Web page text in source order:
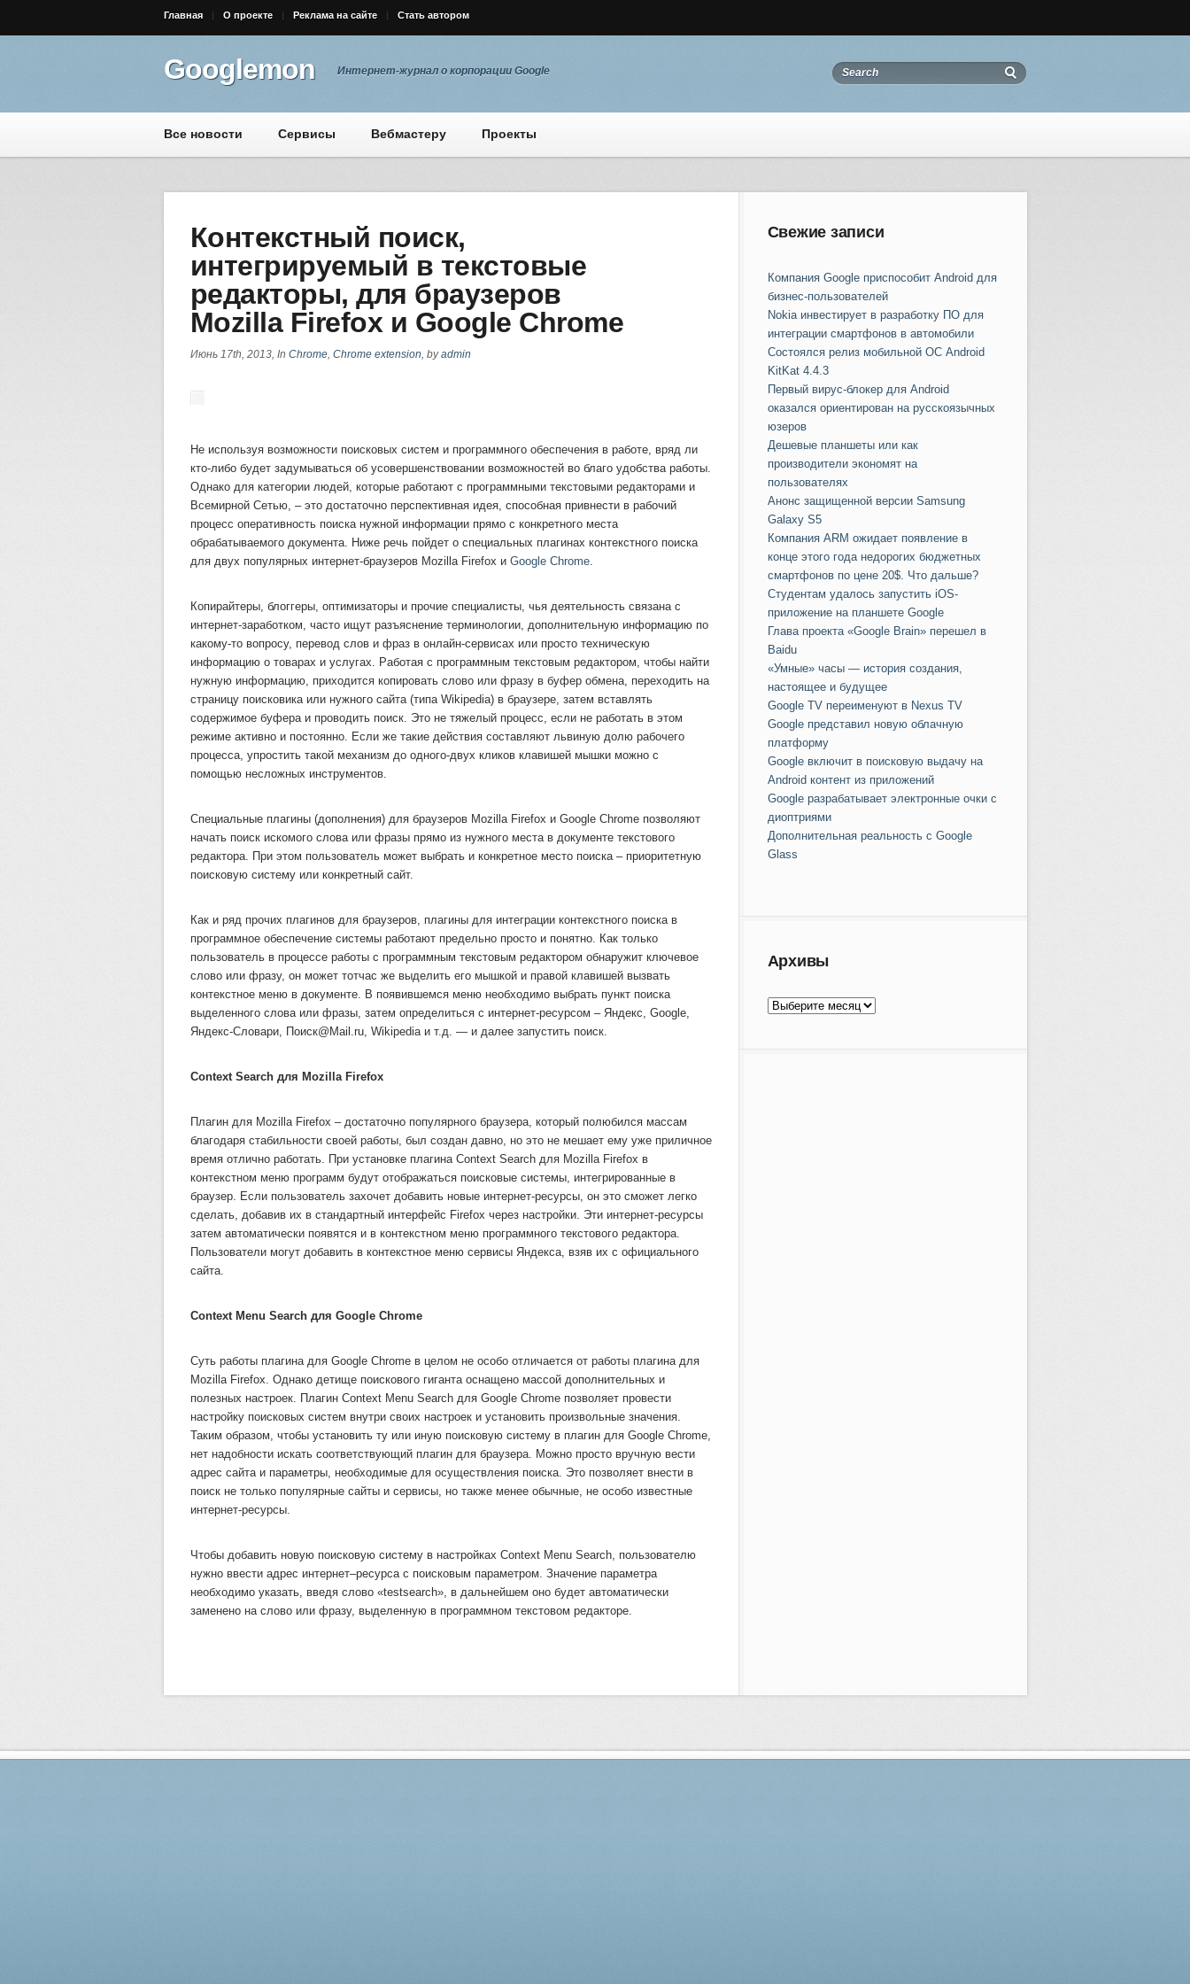
Главная О проекте Реклама на сайте Стать автором
Googlemon Интернет-журнал о корпорации Google
Все новости Сервисы Вебмастеру Проекты
Контекстный поиск,
интегрируемый в текстовые
редакторы, для браузеров
Mozilla Firefox и Google Chrome
Июнь 17th, 2013, In Chrome, Chrome extension, byadmin
Не используя возможности поисковых систем и программного обеспечения в работе, вряд ли
кто-либо будет задумываться об усовершенствовании возможностей во благо удобства работы.
Однако для категории людей, которые работают с программными текстовыми редакторами и
Всемирной Сетью, – это достаточно перспективная идея, способная привнести в рабочий
процесс оперативность поиска нужной информации прямо с конкретного места
обрабатываемого документа. Ниже речь пойдет о специальных плагинах контекстного поиска
для двух популярных интернет-браузеров Mozilla Firefox и Google Chrome.
Копирайтеры, блоггеры, оптимизаторы и прочие специалисты, чья деятельность связана с
интернет-заработком, часто ищут разъяснение терминологии, дополнительную информацию по
какому-то вопросу, перевод слов и фраз в онлайн-сервисах или просто техническую
информацию о товарах и услугах. Работая с программным текстовым редактором, чтобы найти
нужную информацию, приходится копировать слово или фразу в буфер обмена, переходить на
страницу поисковика или нужного сайта (типа Wikipedia) в браузере, затем вставлять
содержимое буфера и проводить поиск. Это не тяжелый процесс, если не работать в этом
режиме активно и постоянно. Если же такие действия составляют львиную долю рабочего
процесса, упростить такой механизм до одного-двух кликов клавишей мышки можно с
помощью несложных инструментов.
Специальные плагины (дополнения) для браузеров Mozilla Firefox и Google Chrome позволяют
начать поиск искомого слова или фразы прямо из нужного места в документе текстового
редактора. При этом пользователь может выбрать и конкретное место поиска – приоритетную
поисковую систему или конкретный сайт.
Как и ряд прочих плагинов для браузеров, плагины для интеграции контекстного поиска в
программное обеспечение системы работают предельно просто и понятно. Как только
пользователь в процессе работы с программным текстовым редактором обнаружит ключевое
слово или фразу, он может тотчас же выделить его мышкой и правой клавишей вызвать
контекстное меню в документе. В появившемся меню необходимо выбрать пункт поиска
выделенного слова или фразы, затем определиться с интернет-ресурсом – Яндекс, Google,
Яндекс-Словари, Поиск@Mail.ru, Wikipedia и т.д. — и далее запустить поиск.
Context Search для Mozilla Firefox
Плагин для Mozilla Firefox – достаточно популярного браузера, который полюбился массам
благодаря стабильности своей работы, был создан давно, но это не мешает ему уже приличное
время отлично работать. При установке плагина Context Search для Mozilla Firefox в
контекстном меню программ будут отображаться поисковые системы, интегрированные в
браузер. Если пользователь захочет добавить новые интернет-ресурсы, он это сможет легко
сделать, добавив их в стандартный интерфейс Firefox через настройки. Эти интернет-ресурсы
затем автоматически появятся и в контекстном меню программного текстового редактора.
Пользователи могут добавить в контекстное меню сервисы Яндекса, взяв их с официального
сайта.
Context Menu Search для Google Chrome
Суть работы плагина для Google Chrome в целом не особо отличается от работы плагина для
Mozilla Firefox. Однако детище поискового гиганта оснащено массой дополнительных и
полезных настроек. Плагин Context Menu Search для Google Chrome позволяет провести
настройку поисковых систем внутри своих настроек и установить произвольные значения.
Таким образом, чтобы установить ту или иную поисковую систему в плагин для Google Chrome,
нет надобности искать соответствующий плагин для браузера. Можно просто вручную вести
адрес сайта и параметры, необходимые для осуществления поиска. Это позволяет внести в
поиск не только популярные сайты и сервисы, но также менее обычные, не особо известные
интернет-ресурсы.
Чтобы добавить новую поисковую систему в настройках Context Menu Search, пользователю
нужно ввести адрес интернет–ресурса с поисковым параметром. Значение параметра
необходимо указать, введя слово «testsearch», в дальнейшем оно будет автоматически
заменено на слово или фразу, выделенную в программном текстовом редакторе.
Свежие записи
Компания Google приспособит Android для
бизнес-пользователей
Nokia инвестирует в разработку ПО для
интеграции смартфонов в автомобили
Состоялся релиз мобильной ОС Android
KitKat 4.4.3
Первый вирус-блокер для Android
оказался ориентирован на русскоязычных
юзеров
Дешевые планшеты или как
производители экономят на
пользователях
Анонс защищенной версии Samsung
Galaxy S5
Компания ARM ожидает появление в
конце этого года недорогих бюджетных
смартфонов по цене 20$. Что дальше?
Студентам удалось запустить iOS-
приложение на планшете Google
Глава проекта «Google Brain» перешел в
Baidu
«Умные» часы — история создания,
настоящее и будущее
Google TV переименуют в Nexus TV
Googlе представил новую облачную
платформу
Google включит в поисковую выдачу на
Android контент из приложений
Google разрабатывает электронные очки с
диоптриями
Дополнительная реальность с Google
Glass
Архивы